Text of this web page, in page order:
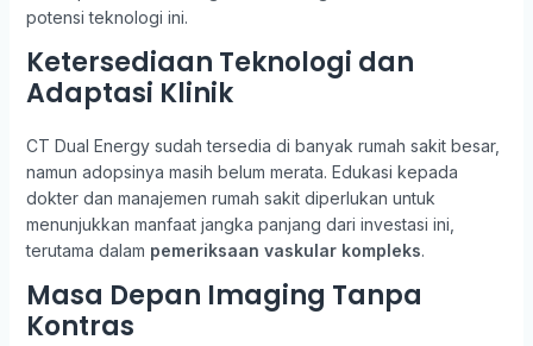
potensi teknologi ini.
Ketersediaan Teknologi dan
Adaptasi Klinik
CT Dual Energy sudah tersedia di banyak rumah sakit besar,
namun adopsinya masih belum merata. Edukasi kepada
dokter dan manajemen rumah sakit diperlukan untuk
menunjukkan manfaat jangka panjang dari investasi ini,
terutama dalam pemeriksaan vaskular kompleks.
Masa Depan Imaging Tanpa
Kontras